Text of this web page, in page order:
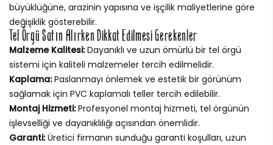
büyüklüğüne, arazinin yapısına ve işçilik maliyetlerine göre
değişiklik gösterebilir.
Tel Örgü Satın Alırken Dikkat Edilmesi Gerekenler
Malzeme Kalitesi:Dayanıklı ve uzun ömürlü bir tel örgü
sistemi için kaliteli malzemeler tercih edilmelidir.
Kaplama:Paslanmayı önlemek ve estetik bir görünüm
sağlamak için PVC kaplamalı teller tercih edilebilir.
Montaj Hizmeti:Profesyonel montaj hizmeti, tel örgünün
işlevselliği ve dayanıklılığı açısından önemlidir.
Garanti:Üretici firmanın sunduğu garanti koşulları, uzun